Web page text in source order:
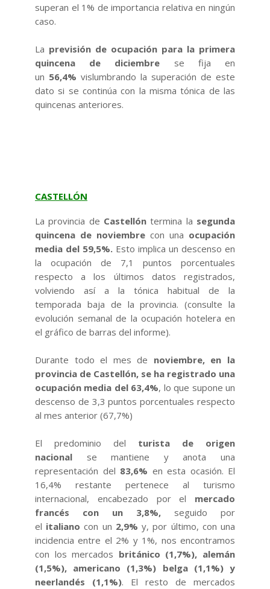
superan el 1% de importancia relativa en ningún
caso.
La previsión de ocupación para la primera
quincena de diciembre se fija en
un 56,4% vislumbrando la superación de este
dato si se continúa con la misma tónica de las
quincenas anteriores.
CASTELLÓN
La provincia de Castellóntermina la segunda
quincena de noviembre con una ocupación
media del 59,5%. Esto implica un descenso en
la ocupación de
7,1 puntos porcentuales
respecto a los últimos datos registrados,
volviendo así a la tónica habitual de la
temporada baja de la provincia. (consulte la
evolución semanal de la ocupación hotelera en
el gráfico de barras del informe).
Durante todo el mes de noviembre, en la
provincia de Castellón, se ha registrado una
ocupación media del 63,4%, lo que supone un
descenso de 3,3 puntos porcentuales respecto
al mes anterior (67,7%)
El predominio del turista de origen
nacional se mantiene y anota una
representación del 83,6% en esta ocasión. El
16,4% restante pertenece al turismo
internacional, encabezado por el mercado
francés con un 3,8%, seguido por
el italianocon un 2,9% y, por último, con una
incidencia entre el 2% y 1%, nos encontramos
con los mercados británico (1,7%), alemán
(1,5%), americano (1,3%) belga (1,1%) y
neerlandés (1,1%). El resto de mercados